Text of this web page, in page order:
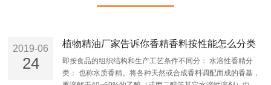
2019-06
24
植物精油厂家告诉你香精香料按性能怎么分类
即按食品的组织结构和生产工艺条件不同分： 水溶性香精分
类： 也称水质香精。将各种天然或合成香料调配而成的香基，